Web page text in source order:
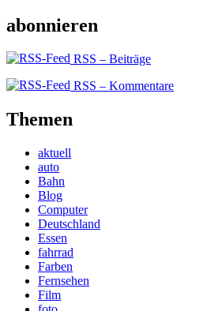
abonnieren
RSS – Beiträge
RSS – Kommentare
Themen
aktuell
auto
Bahn
Blog
Computer
Deutschland
Essen
fahrrad
Farben
Fernsehen
Film